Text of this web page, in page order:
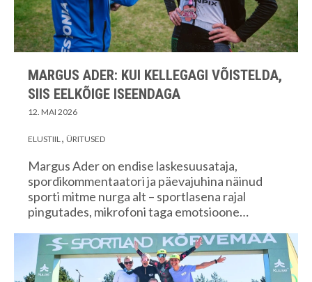
MARGUS ADER: KUI KELLEGAGI VÕISTELDA,
SIIS EELKÕIGE ISEENDAGA
12. MAI 2026
ELUSTIIL ÜRITUSED
Margus Ader on endise laskesuusataja,
spordikommentaatori ja päevajuhina näinud
sporti mitme nurga alt – sportlasena rajal
pingutades, mikrofoni taga emotsioone…